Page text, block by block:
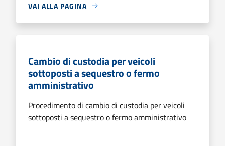
VAI ALLA PAGINA
Cambio di custodia per veicoli
sottoposti a sequestro o fermo
amministrativo
Procedimento di cambio di custodia per veicoli
sottoposti a sequestro o fermo amministrativo